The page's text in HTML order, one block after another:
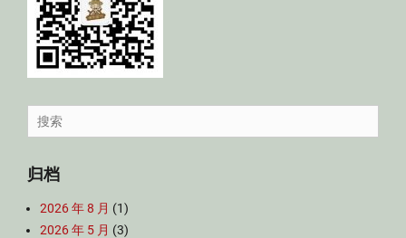
Search
for:
归档
2026 年 8 月 (1)
2026 年 5 月 (3)